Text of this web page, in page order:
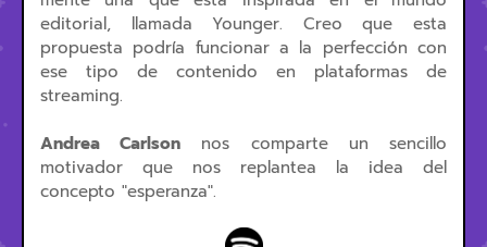
editorial, llamada Younger. Creo que esta
propuesta podría funcionar a la perfección con
ese tipo de contenido en plataformas de
streaming.
Andrea Carlson nos comparte un sencillo
motivador que nos replantea la idea del
concepto "esperanza".